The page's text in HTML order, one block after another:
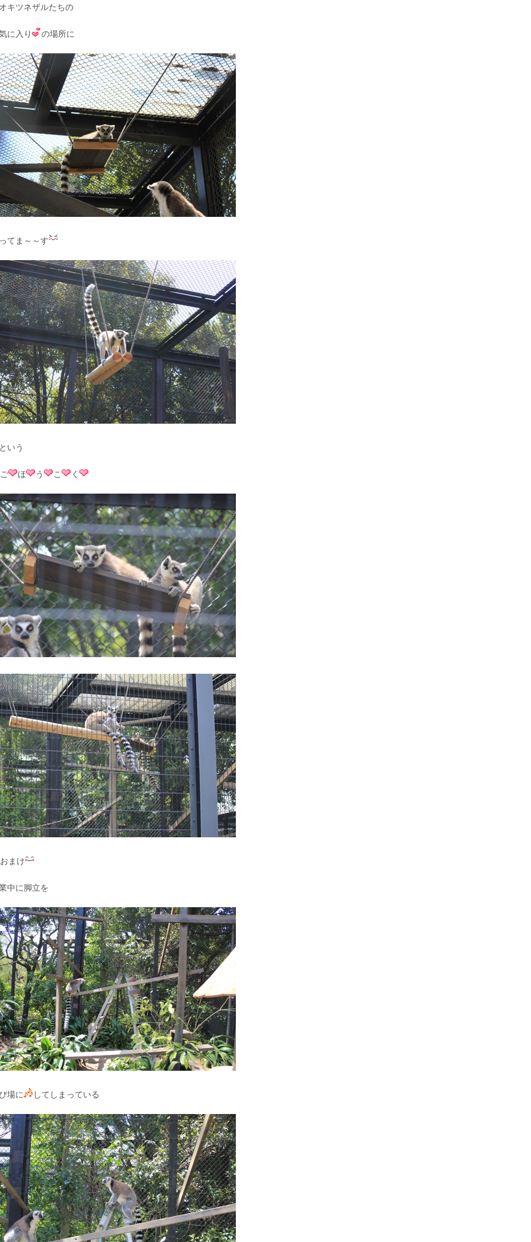
キツネザルたちの
に入り の場所に
てま～～す
いう
ご ほ う こ く
おまけ
中に脚立を
場に してしまっている